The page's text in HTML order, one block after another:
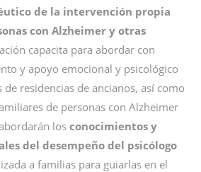
de la intervención propia
con Alzheimer y otras
capacita para abordar con
y apoyo emocional y psicológico
residencias de ancianos, así como
de personas con Alzheimer
los conocimientos y
del desempeño del psicólogo
a familias para guiarlas en el